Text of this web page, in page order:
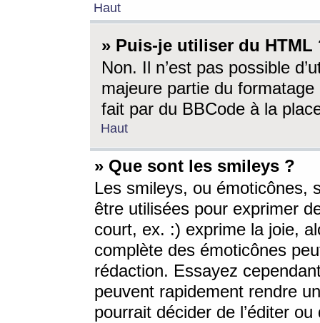
Haut
» Puis-je utiliser du HTML
Non. Il n’est pas possible
majeure partie du
fait par du BBCode à la
Haut
» Que sont les smileys ?
Les smileys, ou émoticônes,
être utilisées pour exprimer
court, ex. :) exprime la joie,
complète des émoticônes
rédaction. Essayez
peuvent rapidement rendre
pourrait décider de l’éditer